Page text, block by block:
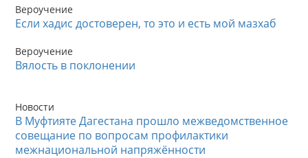
Вероучение
Если хадис достоверен, то это и есть мой мазхаб
Вероучение
Вялость в поклонении
Новости
В Муфтияте Дагестана прошло межведомственное
совещание по вопросам профилактики
межнациональной напряжённости